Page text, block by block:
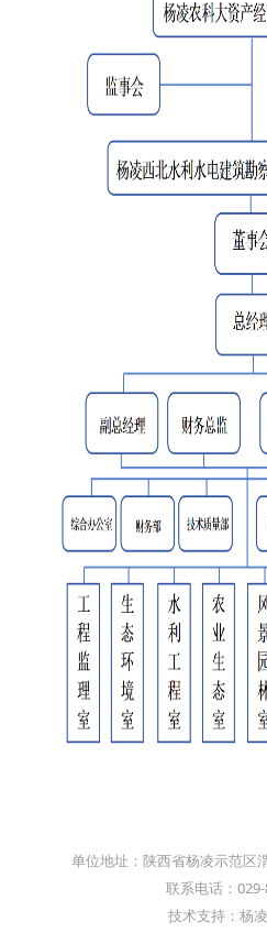
单位地址：陕西省杨凌示范区
联系电话：
技术支持：杨